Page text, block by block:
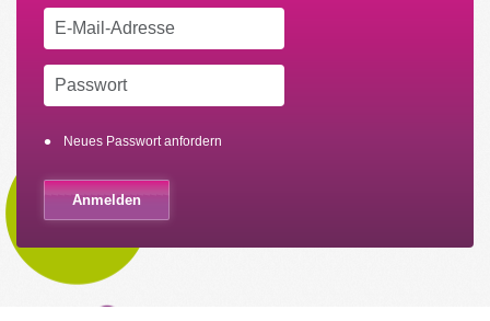
Neues Passwort anfordern